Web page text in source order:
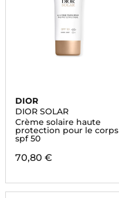
DIOR
DIOR SOLAR
Crème solaire haute
protection pour le corps
spf 50
70,80 €